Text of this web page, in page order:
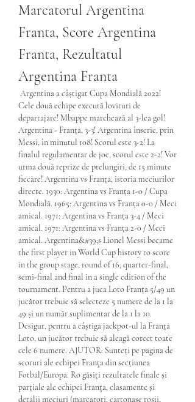
Marcatorul Argentina
Franta, Score Argentina
Franta, Rezultatul
Argentina Franta
Cele două echipe execută lovituri de
departajare! Mbappe marchează al 3-lea gol!
Argentina - Franța, 3-3! Argentina înscrie, prin
Messi, în minutul 108! Scorul este 3-2! La
finalul regulamentar de joc, scorul este 2-2! Vor
urma două reprize de prelungiri, de 15 minute
fiecare! Argentina vs Franța, istoria meciurilor
directe. 1930: Argentina vs Franța 1-0 / Cupa
Mondială. 1965: Argentina vs Franța 0-0 / Meci
amical. 1971: Argentina vs Franța 3-4 / Meci
amical. 1971: Argentina vs Franța 2-0 / Meci
amical. Argentina&#39;s Lionel Messi became
the first player in World Cup history to score
in the group stage, round of 16, quarter-final,
semi-final and final in a single edition of the
tournament. Pentru a juca Loto Franța 5/49 un
jucător trebuie să selecteze 5 numere de la 1 la
49 și un număr suplimentar de la 1 la 10.
Desigur, pentru a câștiga jackpot-ul la Franța
Loto, un jucător trebuie să aleagă corect toate
cele 6 numere. AJUTOR: Sunteți pe pagina de
scoruri ale echipei Franţa din secțiunea
Fotbal/Europa. Ro găsiți rezultatele finale și
parțiale ale echipei Franţa, clasamente și
detalii meciuri (marcatori, cartonașe roșii,